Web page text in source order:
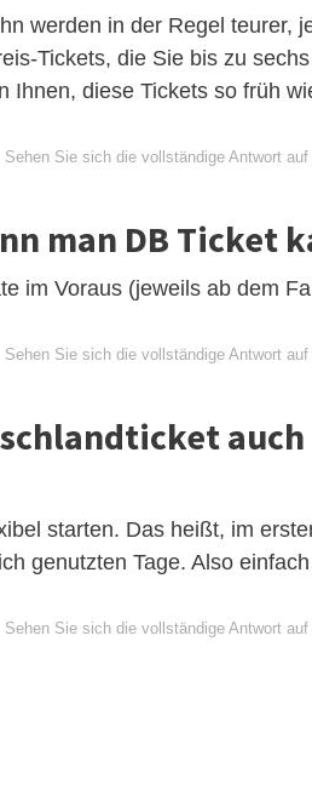
werden in der Regel teurer,
Tickets, die Sie bis zu
Ihnen, diese Tickets so früh
Sehen Sie sich die vollständige Antwort
man DB Ticket
im Voraus (jeweils ab dem
Sehen Sie sich die vollständige Antwort
starten. Das heißt, im
genutzten Tage. Also
Sehen Sie sich die vollständige Antwort